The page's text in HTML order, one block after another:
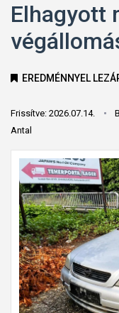
Elhagyott
EREDMÉNNYEL
Frissítve: 2026.07.14.
Antal